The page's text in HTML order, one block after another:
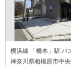
横浜線 「橋本」駅 バ
神奈川県相模原市中